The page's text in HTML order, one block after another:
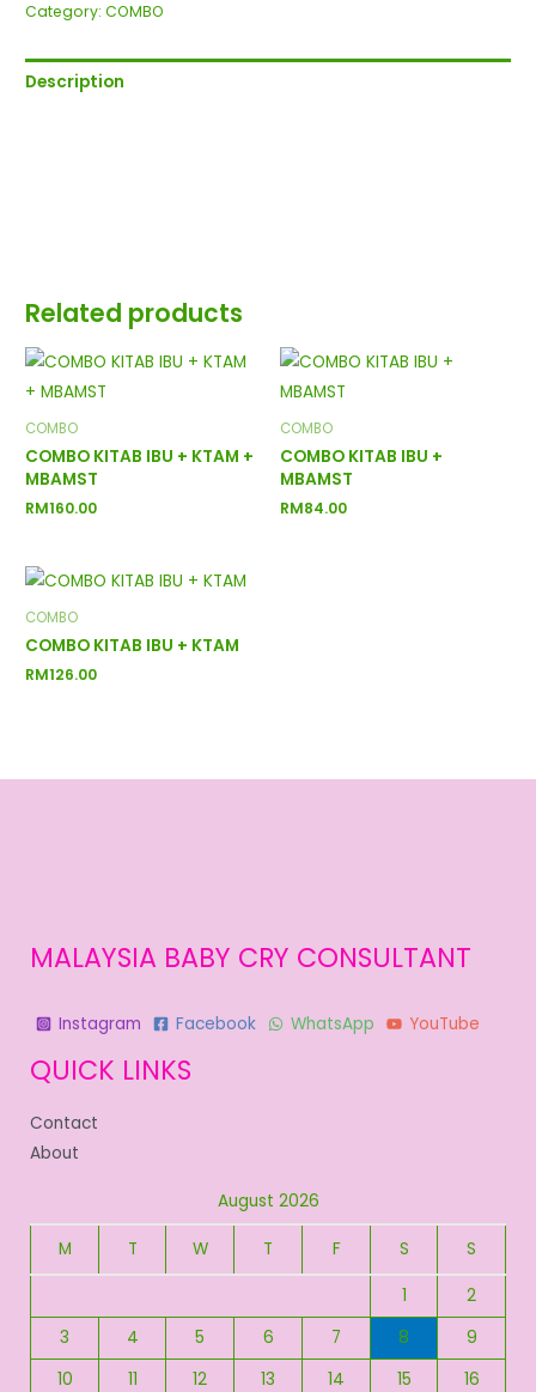
KTAM
quantity
Category:COMBO
Description
Related products
COMBO
COMBO KITAB IBU + KTAM +
MBAMST
RM160.00
COMBO
COMBO KITAB IBU +
MBAMST
RM84.00
COMBO
COMBO KITAB IBU + KTAM
RM126.00
MALAYSIA BABY CRY CONSULTANT
Instagram Facebook WhatsApp YouTube
QUICK LINKS
Contact
About
August 2026
M T W T F S S
1
2
3
4 5 6 7 8
9
10
11 12 13 14 15 16